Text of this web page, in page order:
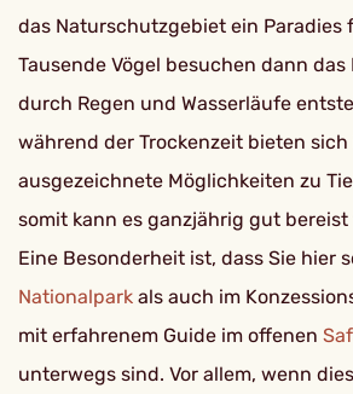
das Naturschutzgebiet ein Paradies
Tausende Vögel besuchen dann
durch Regen und Wasserläufe
während der Trockenzeit bieten sich
ausgezeichnete Möglichkeiten zu
somit kann es ganzjährig gut bereist
Eine Besonderheit ist, dass Sie hier
Nationalpark als auch im
mit erfahrenem Guide im offenen
unterwegs sind. Vor allem, wenn